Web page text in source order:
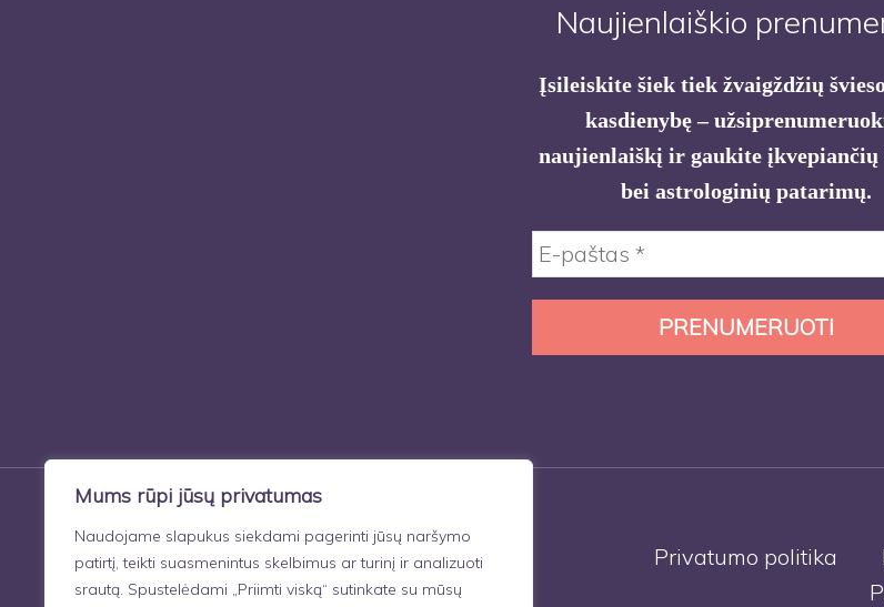
Mums rūpi jūsų privatumas
Naudojame slapukus siekdami pagerinti jūsų naršymo
patirtį, teikti suasmenintus skelbimus ar turinį ir analizuoti
srautą. Spustelėdami „Priimti viską“ sutinkate su mūsų
Naujienlaiškio
Įsileiskite šiek tiek žvaigždžių
kasdienybę –
naujienlaiškį ir gaukite įkvepiančių
bei astrologinių patarimų.
Privatumo politika